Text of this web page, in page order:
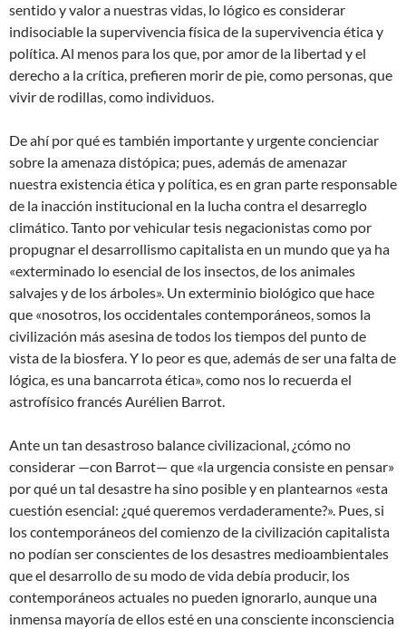
sentido y valor a nuestras vidas, lo lógico es considerar
indisociable la supervivencia física de la supervivencia ética y
política. Al menos para los que, por amor de la libertad y el
derecho a la crítica, prefieren morir de pie, como personas, que
vivir de rodillas, como individuos.
De ahí por qué es también importante y urgente concienciar
sobre la amenaza distópica; pues, además de amenazar
nuestra existencia ética y política, es en gran parte responsable
de la inacción institucional en la lucha contra el desarreglo
climático. Tanto por vehicular tesis negacionistas como por
propugnar el desarrollismo capitalista en un mundo que ya ha
«exterminado lo esencial de los insectos, de los animales
salvajes y de los árboles». Un exterminio biológico que hace
que «nosotros, los occidentales contemporáneos, somos la
civilización más asesina de todos los tiempos del punto de
vista de la biosfera. Y lo peor es que, además de ser una falta de
lógica, es una bancarrota ética», como nos lo recuerda el
astrofísico francés Aurélien Barrot.
Ante un tan desastroso balance civilizacional, ¿cómo no
considerar —con Barrot— que «la urgencia consiste en pensar»
por qué un tal desastre ha sino posible y en plantearnos «esta
cuestión esencial: ¿qué queremos verdaderamente?». Pues, si
los contemporáneos del comienzo de la civilización capitalista
no podían ser conscientes de los desastres medioambientales
que el desarrollo de su modo de vida debía producir, los
contemporáneos actuales no pueden ignorarlo, aunque una
inmensa mayoría de ellos esté en una consciente inconsciencia